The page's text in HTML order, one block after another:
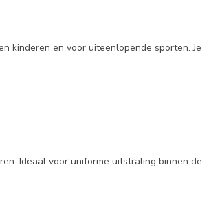
kinderen en voor uiteenlopende sporten. Je
Ideaal voor uniforme uitstraling binnen de